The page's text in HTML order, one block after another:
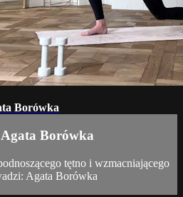
Borówka
Borówka
tętno i wzmacniającego
Agata Borówka